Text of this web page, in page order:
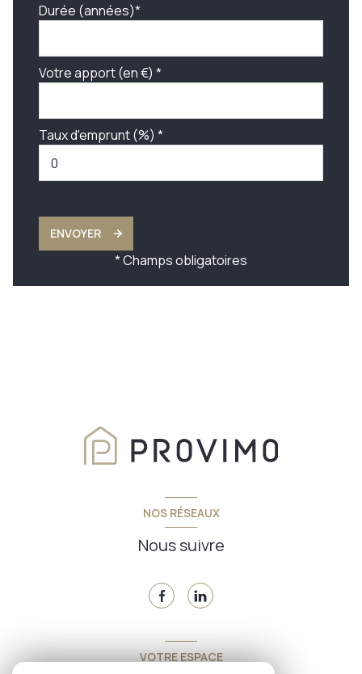
Durée (années)*
Votre apport (en €) *
Taux d'emprunt (%) *
ENVOYER
* Champs obligatoires
NOS RÉSEAUX
Nous suivre
VOTRE ESPACE